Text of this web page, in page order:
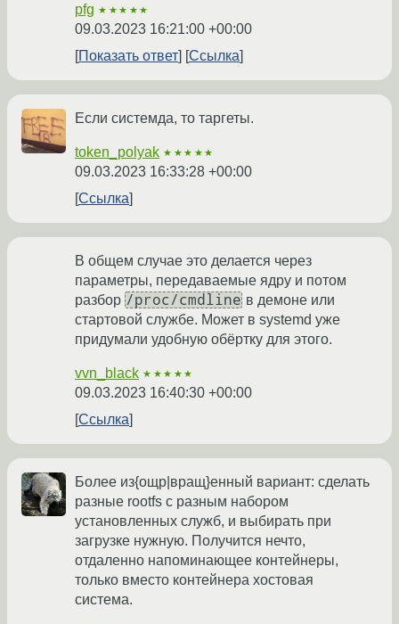
pfg ★★★★★
09.03.2023 16:21:00 +00:00
Показать ответ
Ссылка
Если системда, то таргеты.
token_polyak ★★★★★
09.03.2023 16:33:28 +00:00
Ссылка
В общем случае это делается через
параметры, передаваемые ядру и потом
разбор /proc/cmdline в демоне или
стартовой службе. Может в systemd уже
придумали удобную обёртку для этого.
vvn_black ★★★★★
09.03.2023 16:40:30 +00:00
Ссылка
Более из{ощр|вращ}енный вариант: сделать
разные rootfs с разным набором
установленных служб, и выбирать при
загрузке нужную. Получится нечто,
отдаленно напоминающее контейнеры,
только вместо контейнера хостовая
система.